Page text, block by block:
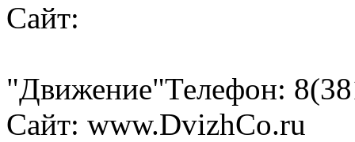
Сайт:
"Движение"Телефон:
Сайт: www.DvizhCo.ru